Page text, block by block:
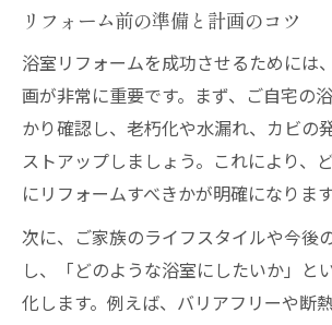
リフォーム前の準備と計画のコツ
浴室リフォームを成功させるためには
画が非常に重要です。まず、ご自宅の
かり確認し、老朽化や水漏れ、カビの
ストアップしましょう。これにより、
にリフォームすべきかが明確になります
次に、ご家族のライフスタイルや今後
し、「どのような浴室にしたいか」と
化します。例えば、バリアフリーや断